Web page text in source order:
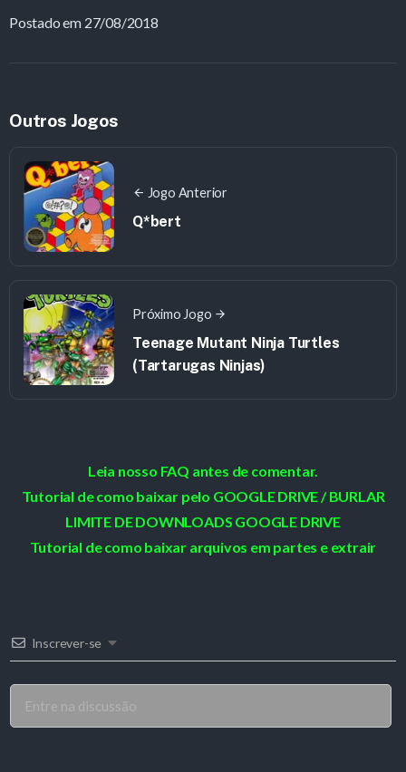
Postado em 27/08/2018
Outros Jogos
Jogo Anterior
Q*bert
Próximo Jogo
Teenage Mutant Ninja Turtles
(Tartarugas Ninjas)
Leia nosso FAQ antes de comentar.
Tutorial de como baixar pelo GOOGLE DRIVE / BURLAR
LIMITE DE DOWNLOADS GOOGLE DRIVE
Tutorial de como baixar arquivos em partes e extrair
Inscrever-se